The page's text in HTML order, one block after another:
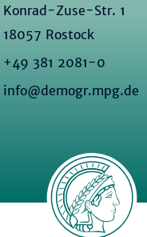
Konrad-Zuse-Str. 1
18057 Rostock
+49 381 2081-0
info@demogr.mpg.de